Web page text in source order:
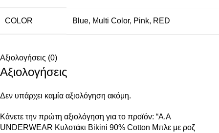
COLOR Blue, Multi Color, Pink, RED
Αξιολογήσεις (0)
Αξιολογήσεις
Δεν υπάρχει καμία αξιολόγηση ακόμη.
Κάνετε την πρώτη αξιολόγηση για το προϊόν: “A.A
UNDERWEAR Κυλοτάκι Bikini 90% Cotton Μπλε με ροζ